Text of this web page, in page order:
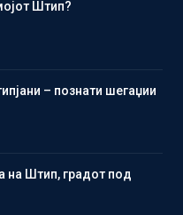
Штип?
– познати шегаџии
на Штип, градот под